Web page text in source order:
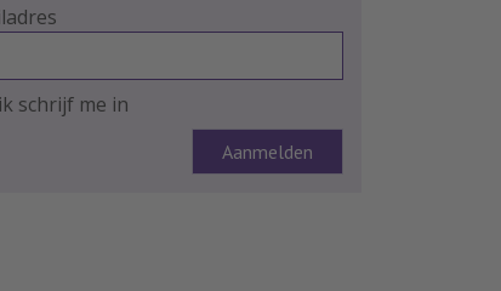
schrijf me in